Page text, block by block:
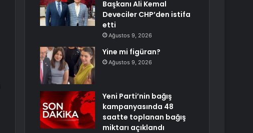
Başkanı Ali Kemal
Deveciler CHP’den istifa
etti
Ağustos 9, 2026
Yine mi figüran?
Ağustos 9, 2026
Yeni Parti’nin bağış
kampanyasında 48
saatte toplanan bağış
miktarı açıklandı